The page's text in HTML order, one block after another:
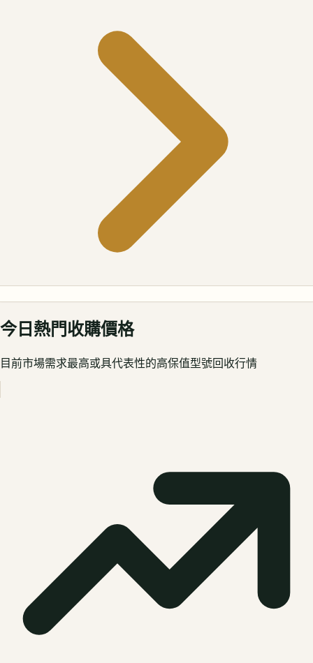
今日熱門收購價格
目前市場需求最高或具代表性的高保值型號回收行情